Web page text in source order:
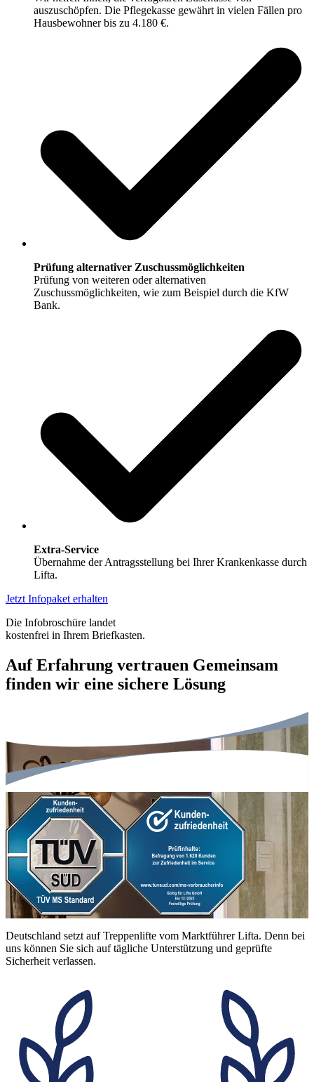
auszuschöpfen. Die Pflegekasse gewährt in vielen Fällen pro
Hausbewohner bis zu 4.180 €.
Prüfung alternativer Zuschussmöglichkeiten
Prüfung von weiteren oder alternativen
Zuschussmöglichkeiten, wie zum Beispiel durch die KfW
Bank.
Extra-Service
Übernahme der Antragsstellung bei Ihrer Krankenkasse durch
Lifta.
Jetzt Infopaket erhalten
Die Infobroschüre landet
kostenfrei in Ihrem Briefkasten.
Auf Erfahrung vertrauen Gemeinsam
finden wir eine sichere Lösung
Deutschland setzt auf Treppenlifte vom Marktführer Lifta. Denn bei
uns können Sie sich auf tägliche Unterstützung und geprüfte
Sicherheit verlassen.